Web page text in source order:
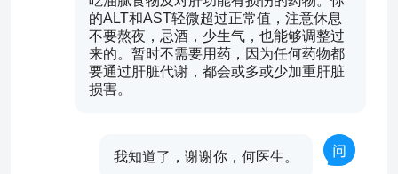
的ALT和AST轻微超过正常值，注意休息
不要熬夜，忌酒，少生气，也能够调整过
来的。暂时不需要用药，因为任何药物都
要通过肝脏代谢，都会或多或少加重肝脏
损害。
我知道了，谢谢你，何医生。